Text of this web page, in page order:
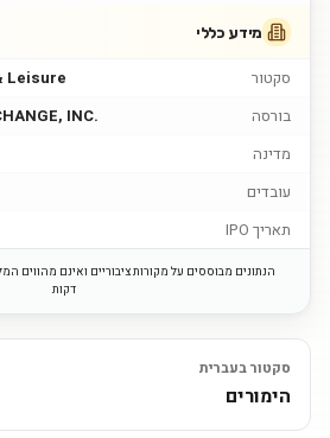
מידע כללי
סקטור
Leisure
בורסה
INC.
מדינה
עובדים
תאריך IPO
דקות
סקטור בעברית
הימורים